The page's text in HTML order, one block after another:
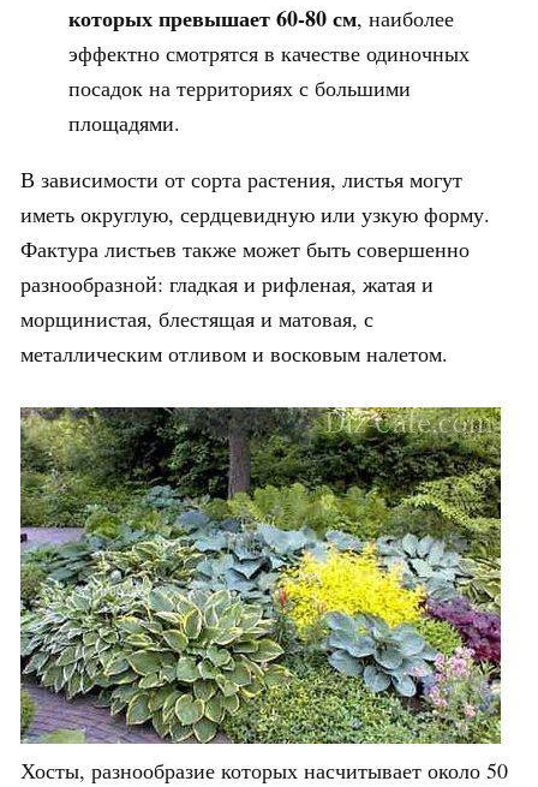
которых превышает 60-80 см, наиболее
эффектно смотрятся в качестве одиночных
посадок на территориях с большими
площадями.
В зависимости от сорта растения, листья могут
иметь округлую, сердцевидную или узкую форму.
Фактура листьев также может быть совершенно
разнообразной: гладкая и рифленая, жатая и
морщинистая, блестящая и матовая, с
металлическим отливом и восковым налетом.
Хосты, разнообразие которых насчитывает около 50